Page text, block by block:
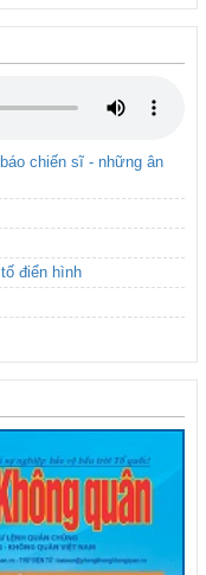
chiến sĩ - những ân
điển hình